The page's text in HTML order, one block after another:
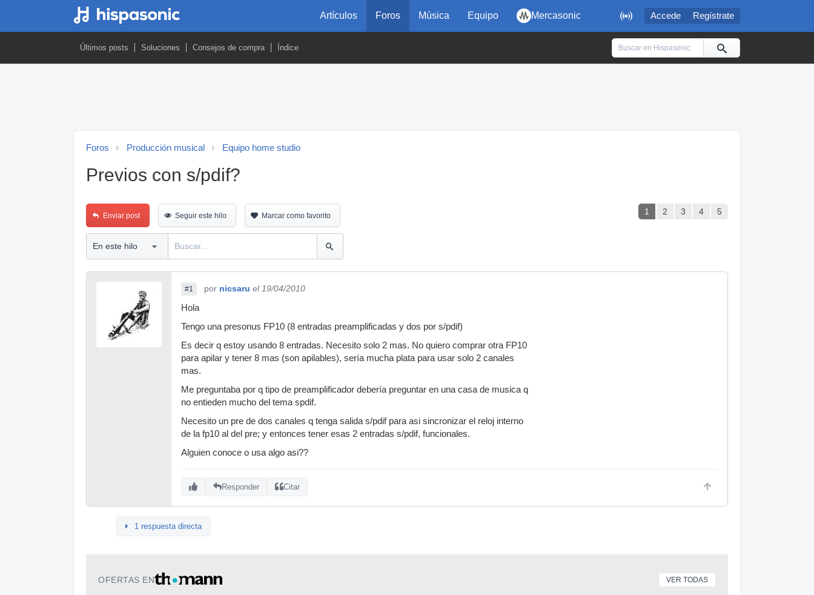
 Accede Regístrate
Artículos Foros Música Equipo Mercasonic
Últimos posts Soluciones Consejos de compra Índice
Foros Producción musical Equipo home studio
Previos con s/pdif?
1 2 3 4 5
Enviar post Seguir este hilo Marcar como favorito
#1 por nicsaru el 19/04/2010
Hola
Tengo una presonus FP10 (8 entradas preamplificadas y dos por s/pdif)
Es decir q estoy usando 8 entradas. Necesito solo 2 mas. No quiero comprar otra FP10
para apilar y tener 8 mas (son apilables), sería mucha plata para usar solo 2 canales
mas.
Me preguntaba por q tipo de preamplificador debería preguntar en una casa de musica q
no entieden mucho del tema spdif.
Necesito un pre de dos canales q tenga salida s/pdif para asi sincronizar el reloj interno
de la fp10 al del pre; y entonces tener esas 2 entradas s/pdif, funcionales.
Alguien conoce o usa algo asi??
Responder Citar
1 respuesta directa
OFERTAS EN VER TODAS